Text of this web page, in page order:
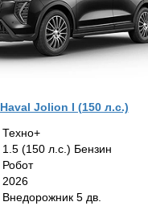
Haval Jolion I (150 л.с.)
Техно+
1.5 (150 л.с.) Бензин
Робот
2026
Внедорожник 5 дв.